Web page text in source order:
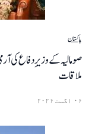
پاکستان
صومالیہ کے وزیرِ دفاع کی
ملاقات
۰۶ اگست ۲۰۲۶